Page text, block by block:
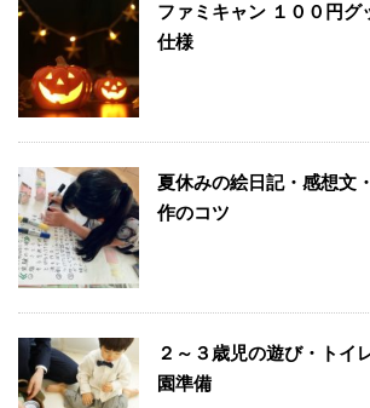
ファミキャン １００円グ
仕様
夏休みの絵日記・感想文
作のコツ
２～３歳児の遊び・トイ
園準備